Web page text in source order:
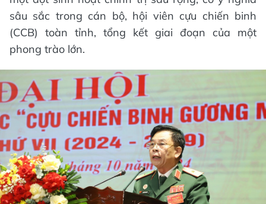
sâu sắc trong cán bộ, hội viên cựu chiến binh
(CCB) toàn tỉnh, tổng kết giai đoạn của một
phong trào lớn.